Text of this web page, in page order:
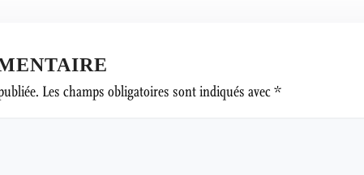
Les champs obligatoires sont indiqués avec*